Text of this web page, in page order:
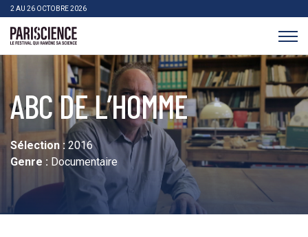
>Aller au contenu
2 AU 26 OCTOBRE 2026
ABC DE L’HOMME
Sélection : 2016
Genre : Documentaire
Panneau de gestion des cookies